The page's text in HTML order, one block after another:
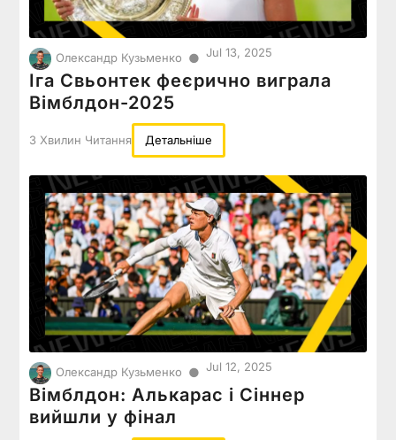
Олександр Кузьменко ● Jul 13, 2025
Іга Свьонтек феєрично виграла
Вімблдон-2025
3 Хвилин Читання Детальніше
Олександр Кузьменко ● Jul 12, 2025
Вімблдон: Алькарас і Сіннер
вийшли у фінал